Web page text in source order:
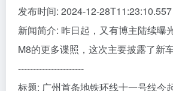
发布时间: 2024-12-28T11:23:10.557
新闻简介: 昨日起，又有博主陆续曝
M8的更多谍照，这次主要披露了新
----------------------
标题: 广州首条地铁环线十一号线今